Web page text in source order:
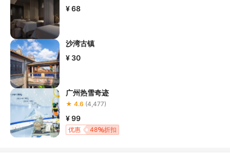
¥ 68
沙湾古镇
¥ 30
广州热雪奇迹
★ 4.6 (4,477)
¥ 99
48 折扣
优惠